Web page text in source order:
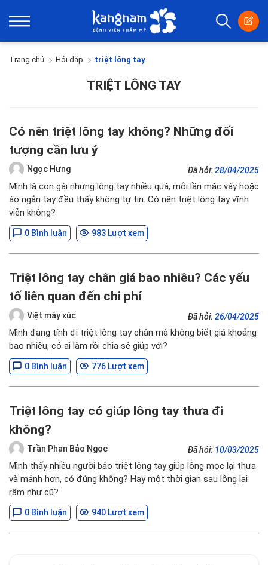
Trang chủ Hỏi đáp triệt lông tay
TRIỆT LÔNG TAY
Có nên triệt lông tay không? Những đối
tượng cần lưu ý
Ngọc Hưng Đã hỏi: 28/04/2025
Mình là con gái nhưng lông tay nhiều quá, mỗi lần mặc váy hoặc
áo ngắn tay đều thấy không tự tin. Có nên triệt lông tay vĩnh
viễn không?
0 Bình luận 983 Lượt xem
Triệt lông tay chân giá bao nhiêu? Các yếu
tố liên quan đến chi phí
Việt máy xúc Đã hỏi: 26/04/2025
Mình đang tính đi triệt lông tay chân mà không biết giá khoảng
bao nhiêu, có ai làm rồi chia sẻ giúp với?
0 Bình luận 776 Lượt xem
Triệt lông tay có giúp lông tay thưa đi
không?
Trần Phan Bảo Ngọc Đã hỏi: 10/03/2025
Mình thấy nhiều người bảo triệt lông tay giúp lông mọc lại thưa
và mảnh hơn, có đúng không? Hay một thời gian sau lông lại
rậm như cũ?
0 Bình luận 940 Lượt xem